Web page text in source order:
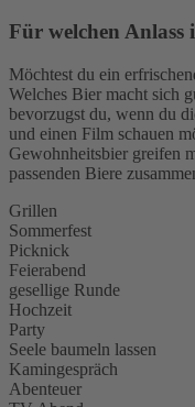
Für welchen Anlass
Möchtest du ein
Welches Bier macht sich
bevorzugst du, wenn du
und einen Film schauen
Gewohnheitsbier greifen
passenden Biere
Grillen
Sommerfest
Picknick
Feierabend
gesellige Runde
Hochzeit
Party
Seele baumeln lassen
Kamingespräch
Abenteuer